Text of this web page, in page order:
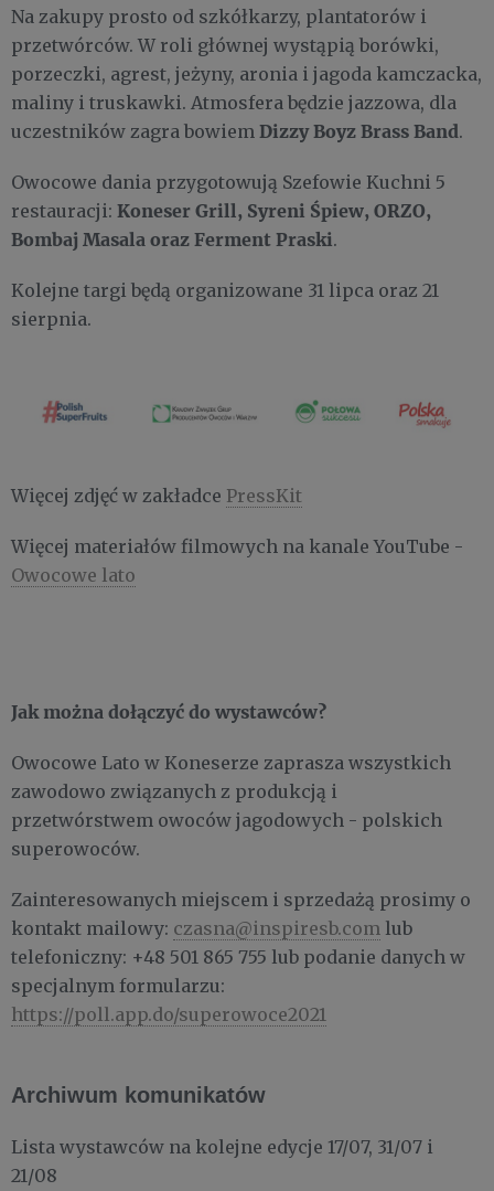
Na zakupy prosto od szkółkarzy, plantatorów i
przetwórców. W roli głównej wystąpią borówki,
porzeczki, agrest, jeżyny, aronia i jagoda kamczacka,
maliny i truskawki. Atmosfera będzie jazzowa, dla
uczestników zagra bowiem Dizzy Boyz Brass Band.
Owocowe dania przygotowują Szefowie Kuchni 5
restauracji: Koneser Grill, Syreni Śpiew, ORZO,
Bombaj Masala oraz Ferment Praski.
Kolejne targi będą organizowane 31 lipca oraz 21
sierpnia.
Więcej zdjęć w zakładce PressKit
Więcej materiałów filmowych na kanale YouTube -
Owocowe lato
Jak można dołączyć do wystawców?
Owocowe Lato w Koneserze zaprasza wszystkich
zawodowo związanych z produkcją i
przetwórstwem owoców jagodowych - polskich
superowoców.
Zainteresowanych miejscem i sprzedażą prosimy o
kontakt mailowy: czasna@inspiresb.com lub
telefoniczny: +48 501 865 755 lub podanie danych w
specjalnym formularzu:
https://poll.app.do/superowoce2021
Archiwum komunikatów
Lista wystawców na kolejne edycje 17/07, 31/07 i
21/08